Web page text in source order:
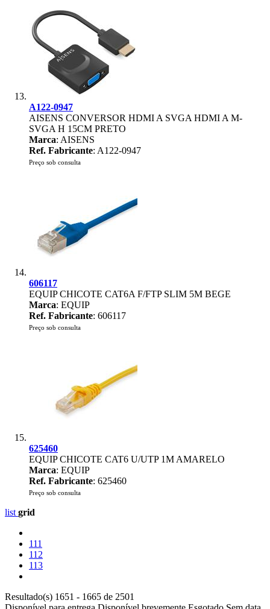
A122-0947
AISENS CONVERSOR HDMI A SVGA HDMI A M-
SVGA H 15CM PRETO
Marca: AISENS
Ref. Fabricante: A122-0947
Preço sob consulta
606117
EQUIP CHICOTE CAT6A F/FTP SLIM 5M BEGE
Marca: EQUIP
Ref. Fabricante: 606117
Preço sob consulta
625460
EQUIP CHICOTE CAT6 U/UTP 1M AMARELO
Marca: EQUIP
Ref. Fabricante: 625460
Preço sob consulta
list grid
111
112
113
Resultado(s) 1651 - 1665 de 2501